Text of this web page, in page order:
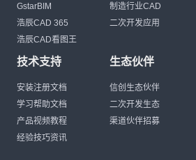
GstarBIM
浩辰CAD 365
浩辰CAD看图王
制造行业CAD
二次开发应用
技术支持
安装注册文档
学习帮助文档
产品视频教程
经验技巧资讯
生态伙伴
信创生态伙伴
二次开发生态
渠道伙伴招募